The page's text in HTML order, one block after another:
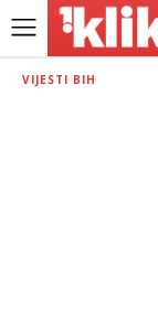
VIJESTI BIH